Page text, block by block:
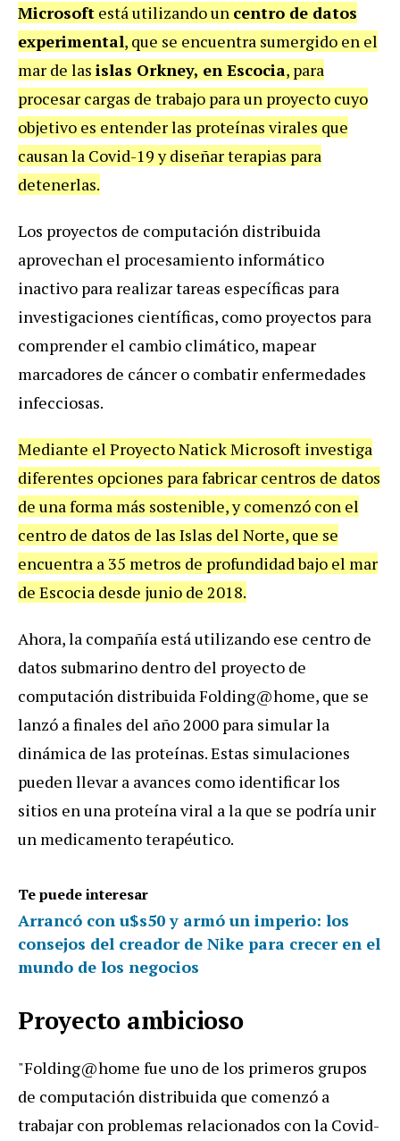
Microsoft está utilizando un centro de datos
experimental, que se encuentra sumergido en el
mar de las islas Orkney, en Escocia, para
procesar cargas de trabajo para un proyecto cuyo
objetivo es entender las proteínas virales que
causan la Covid-19 y diseñar terapias para
detenerlas.
Los proyectos de computación distribuida
aprovechan el procesamiento informático
inactivo para realizar tareas específicas para
investigaciones científicas, como proyectos para
comprender el cambio climático, mapear
marcadores de cáncer o combatir enfermedades
infecciosas.
Mediante el Proyecto Natick Microsoft investiga
diferentes opciones para fabricar centros de datos
de una forma más sostenible, y comenzó con el
centro de datos de las Islas del Norte, que se
encuentra a 35 metros de profundidad bajo el mar
de Escocia desde junio de 2018.
Ahora, la compañía está utilizando ese centro de
datos submarino dentro del proyecto de
computación distribuida Folding@home, que se
lanzó a finales del año 2000 para simular la
dinámica de las proteínas. Estas simulaciones
pueden llevar a avances como identificar los
sitios en una proteína viral a la que se podría unir
un medicamento terapéutico.
Te puede interesar
Arrancó con u$s50 y armó un imperio: los
consejos del creador de Nike para crecer en el
mundo de los negocios
Proyecto ambicioso
"Folding@home fue uno de los primeros grupos
de computación distribuida que comenzó a
trabajar con problemas relacionados con la Covid-